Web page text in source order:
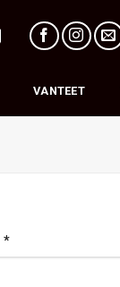
VANTEET
*Vaaditaan